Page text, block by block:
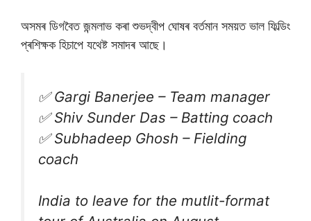
অসমৰ ডিগবৈত জন্মলাভ কৰা শুভদ্বীপ ঘোষৰ বৰ্তমান সময়ত ভাল ফিল্ডিং
প্ৰশিক্ষক হিচাপে যথেষ্ট সমাদৰ আছে।
✅ Gargi Banerjee – Team manager
✅ Shiv Sunder Das – Batting coach
✅ Subhadeep Ghosh – Fielding
coach
India to leave for the mutlit-format